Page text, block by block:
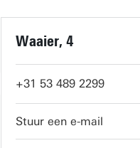
Waaier, 4
+31 53 489 2299